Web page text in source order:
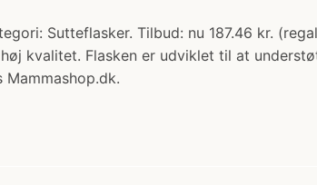
Sutteflasker. Tilbud: nu 187.46 kr.
kvalitet. Flasken er udviklet til at